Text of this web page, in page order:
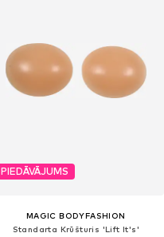
PIEDĀVĀJUMS
MAGIC BODYFASHION
Standarta Krūšturis 'Lift It's'